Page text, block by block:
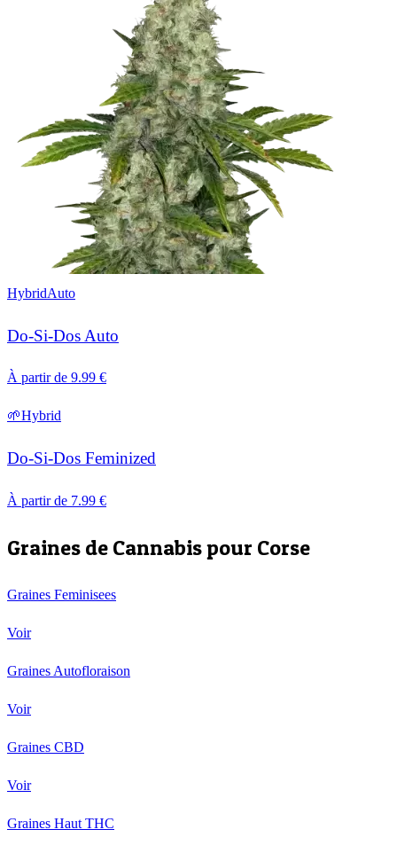
HybridAuto
Do-Si-Dos Auto
À partir de 9.99 €
🌱Hybrid
Do-Si-Dos Feminized
À partir de 7.99 €
Graines de Cannabis pour Corse
Graines Feminisees
Voir
Graines Autofloraison
Voir
Graines CBD
Voir
Graines Haut THC